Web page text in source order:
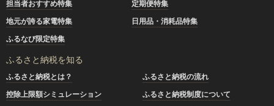
担当者おすすめ特集
定期便特集
地元が誇る家電特集
日用品・消耗品特集
ふるなび限定特集
ふるさと納税を知る
ふるさと納税とは？
ふるさと納税の流れ
控除上限額シミュレーション
ふるさと納税制度について